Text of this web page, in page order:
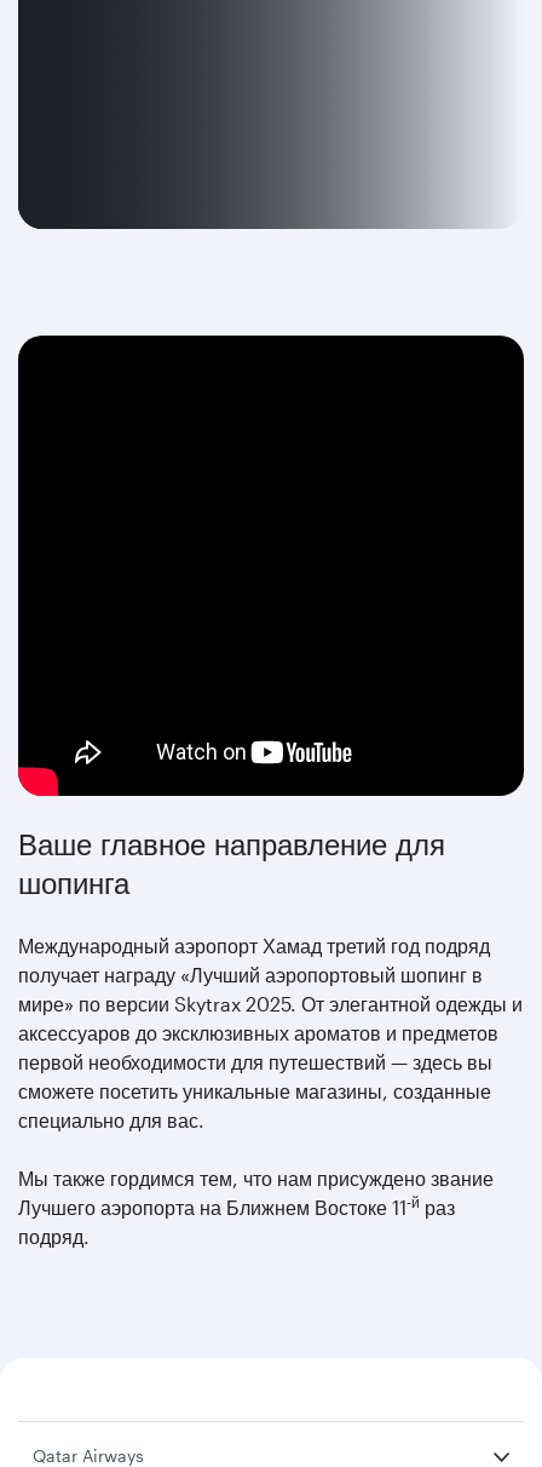
Ваше главное направление для
шопинга
Международный аэропорт Хамад третий год подряд
получает награду «Лучший аэропортовый шопинг в
мире» по версии Skytrax 2025. От элегантной одежды и
аксессуаров до эксклюзивных ароматов и предметов
первой необходимости для путешествий — здесь вы
сможете посетить уникальные магазины, созданные
специально для вас.
Мы также гордимся тем, что нам присуждено звание
Лучшего аэропорта на Ближнем Востоке 11-й раз
подряд.
Qatar Airways